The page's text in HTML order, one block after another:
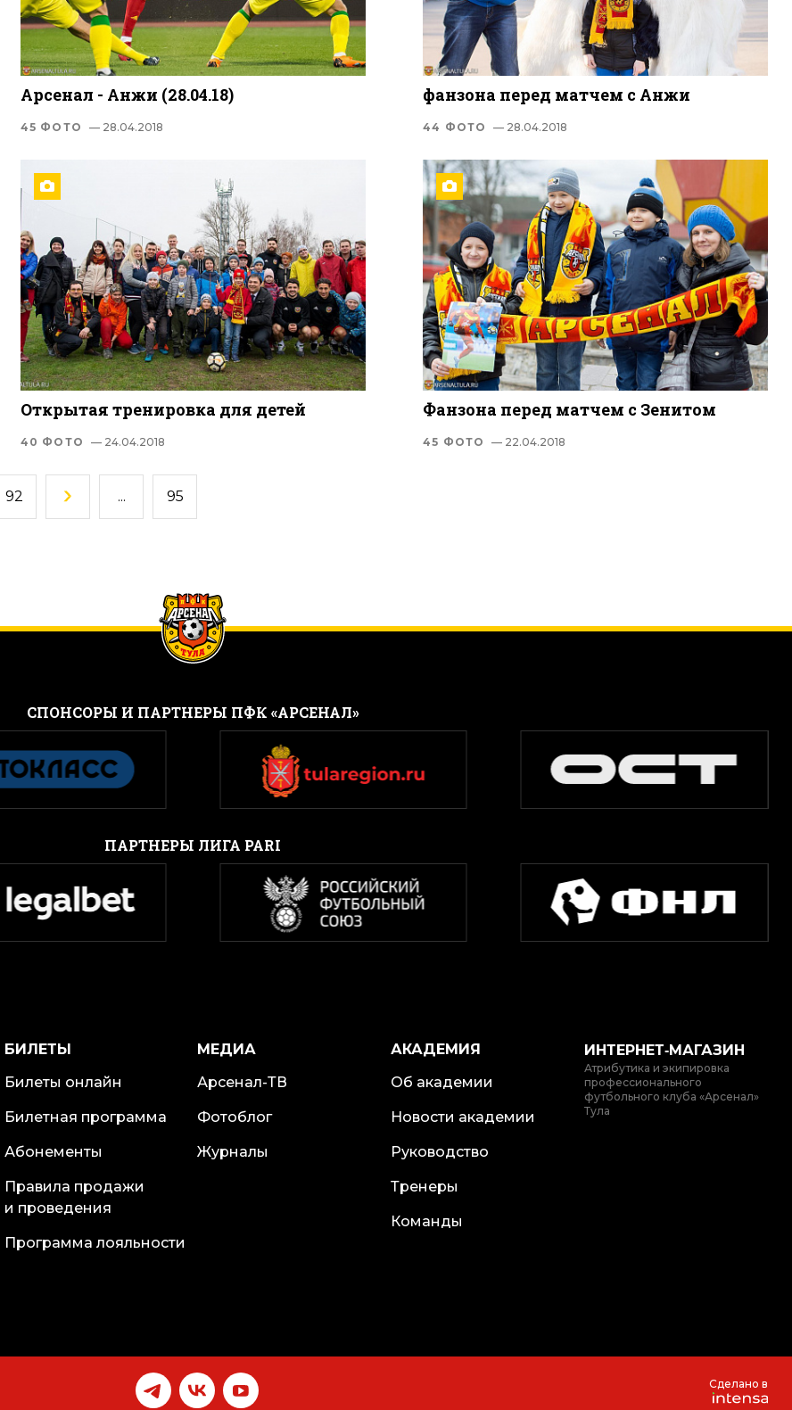
Арсенал - Анжи (28.04.18)
45 ФОТО — 28.04.2018
фанзона перед матчем с Анжи
44 ФОТО — 28.04.2018
Открытая тренировка для детей
40 ФОТО — 24.04.2018
Фанзона перед матчем с Зенитом
45 ФОТО — 22.04.2018
92 ... 95
CПОНСОРЫ И ПАРТНЕРЫ ПФК «АРСЕНАЛ»
ПАРТНЕРЫ ЛИГА PARI
БИЛЕТЫ
Билеты онлайн
Билетная программа
Абонементы
Правила продажи
и проведения
Программа лояльности
МЕДИА
Арсенал-ТВ
Фотоблог
Журналы
АКАДЕМИЯ
Об академии
Новости академии
Руководство
Тренеры
Команды
ИНТЕРНЕТ‑МАГАЗИН
Атрибутика и экипировка
профессионального
футбольного клуба «Арсенал»
Тула
Сделано в
Быстро с 1С-Битрикс